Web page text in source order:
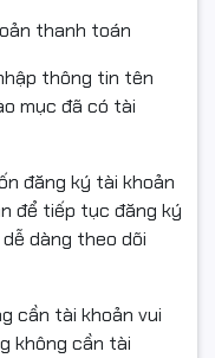
thanh toán
thông tin tên
mục đã có tài
đăng ký tài khoản
để tiếp tục đăng ký
dàng theo dõi
cần tài khoản vui
không cần tài